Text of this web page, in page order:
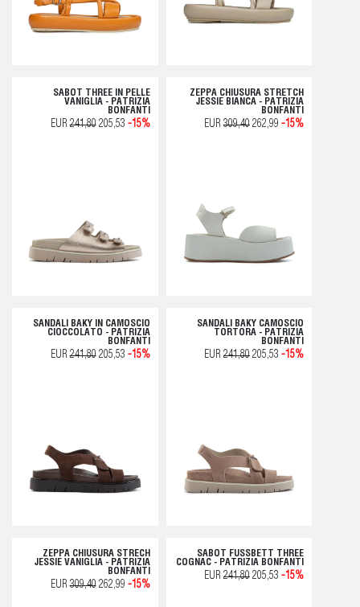
SABOT THREE IN PELLE
VANIGLIA - PATRIZIA
BONFANTI
EUR241,80205,53 -15%
ZEPPA CHIUSURA STRETCH
JESSIE BIANCA - PATRIZIA
BONFANTI
EUR 309,40 262,99 -15%
SANDALI BAKY IN CAMOSCIO
CIOCCOLATO - PATRIZIA
BONFANTI
EUR241,80205,53 -15%
SANDALI BAKY CAMOSCIO
TORTORA - PATRIZIA
BONFANTI
EUR 241,80 205,53 -15%
ZEPPA CHIUSURA STRECH
JESSIE VANIGLIA - PATRIZIA
BONFANTI
EUR309,40262,99 -15%
SABOT FUSSBETT THREE
COGNAC - PATRIZIA BONFANTI
EUR 241,80 205,53 -15%